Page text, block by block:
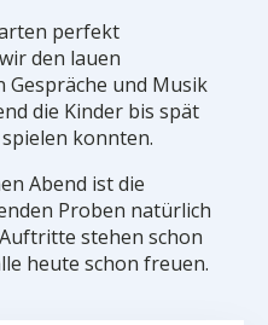
perfekt
den lauen
Gespräche und Musik
die Kinder bis spät
konnten.
Abend ist die
Proben natürlich
stehen schon
heute schon freuen.